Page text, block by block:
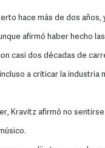
hace más de dos años,
afirmó haber hecho
casi dos décadas de
a criticar la industria
Kravitz afirmó no